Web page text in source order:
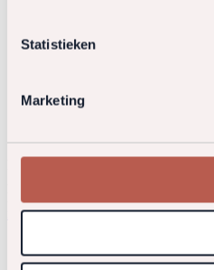
Statistieken
Marketing
De Cuserstraat 93
info@rechtstaete.nl +31 20
Expertises